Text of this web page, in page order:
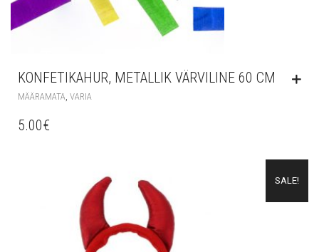
KONFETIKAHUR, METALLIK VÄRVILINE 60 CM
MÄÄRAMATA VARIA
5.00€
SALE!